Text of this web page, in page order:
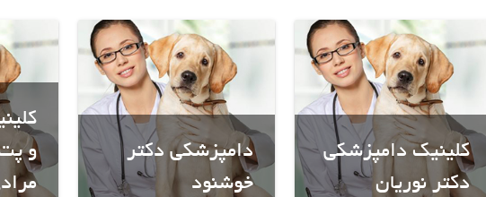
و
دامپزشکی دکتر
خوشنود
کلینیک دامپزشکی
دکتر نوریان